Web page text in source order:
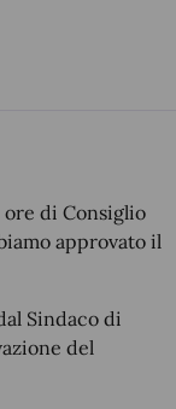
ore di Consiglio
approvato il
Sindaco di
del